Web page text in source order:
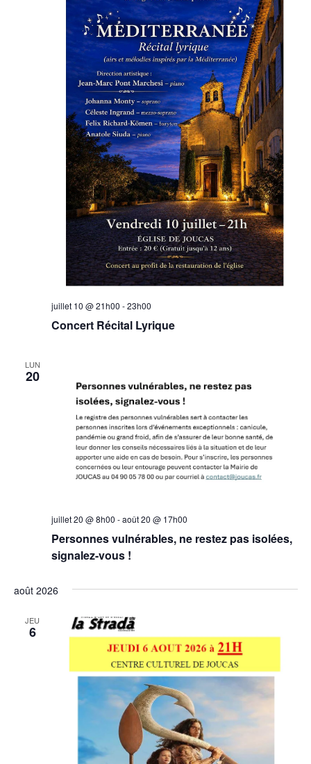
Concert Récital Lyrique
juillet 10 @ 21h00 -23h00
LUN
20
Personnes vulnérables, ne restez pas isolées,
signalez-vous !
juillet 20 @ 8h00 -août 20 @ 17h00
août 2026
JEU
6